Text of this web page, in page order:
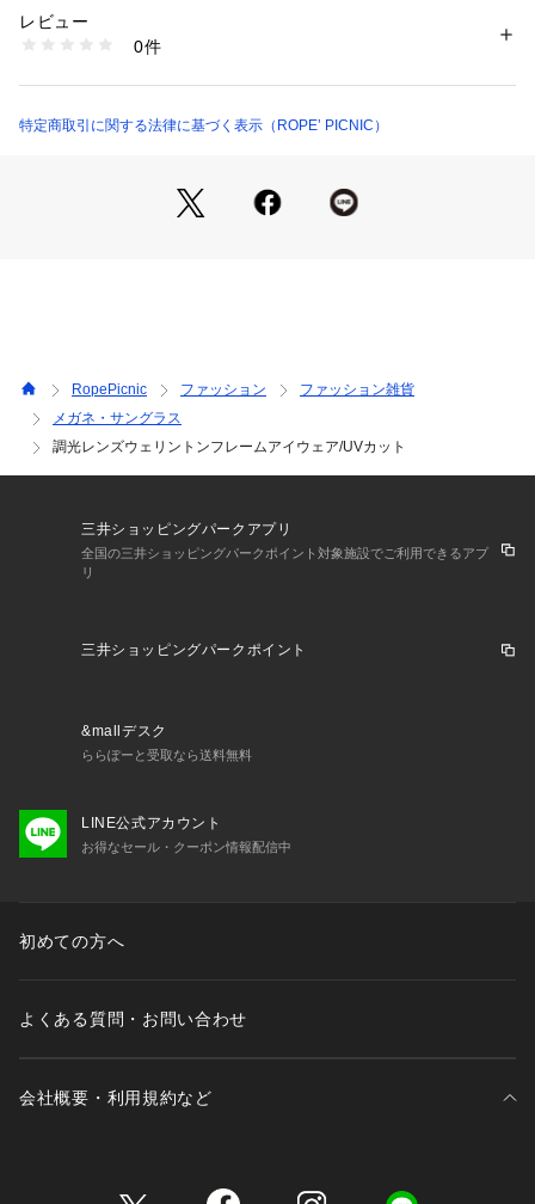
【カラー】
・ブラック、ブラウンの2色展開。
・シャツやスラックスと合わせて、きれいめカジュアルに。
-----------------------------
【2026 Spring/Summer】【26SS】
生産国：中国
1130100025564
レビュー
0件
特定商取引に関する法律に基づく表示（ROPE’ PICNIC）
RopePicnic ファッション
ファッション雑貨
メガネ・サングラス
調光レンズウェリントンフレームアイウェア/UVカット
三井ショッピングパークアプリ
全国の三井ショッピングパークポイント対象施設でご利用できるアプ
リ
三井ショッピングパークポイント
&mallデスク
ららぽーと受取なら送料無料
LINE公式アカウント
お得なセール・クーポン情報配信中
初めての方へ
よくある質問・お問い合わせ
会社概要・利用規約など